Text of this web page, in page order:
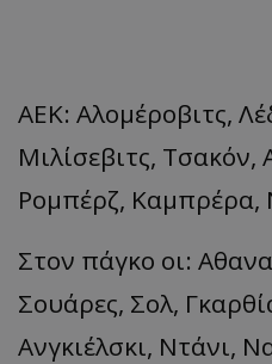
ΑΕΚ: Αλομέροβιτς,
Μιλίσεβιτς, Τσακόν,
Ρομπέρζ, Καμπρέρα,
Στον πάγκο οι:
Σουάρες, Σολ,
Ανγκιέλσκι, Ντάνι,